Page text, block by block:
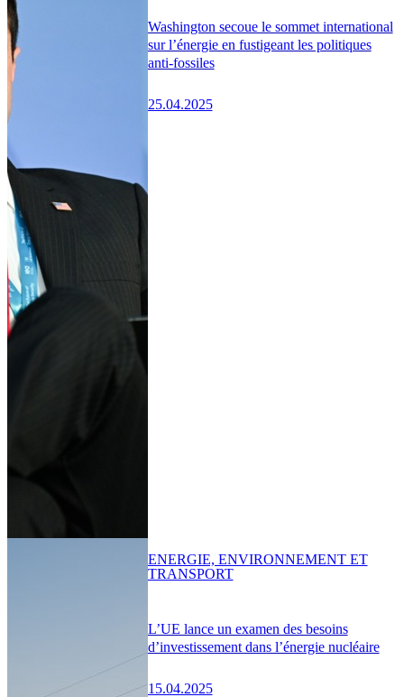
Washington secoue le sommet international
sur l’énergie en fustigeant les politiques
anti-fossiles
25.04.2025
L’UE lance un examen des besoins
d’investissement dans l’énergie nucléaire
15.04.2025
ENERGIE, ENVIRONNEMENT ET
TRANSPORT